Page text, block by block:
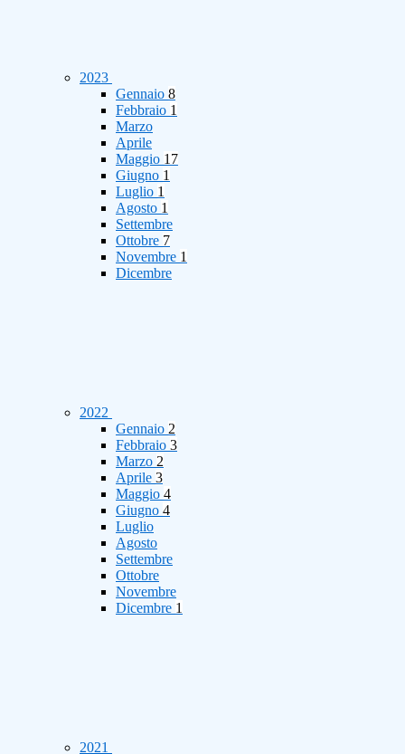
2023
Gennaio 8
Febbraio 1
Marzo
Aprile
Maggio 17
Giugno 1
Luglio 1
Agosto 1
Settembre
Ottobre 7
Novembre 1
Dicembre
2022
Gennaio 2
Febbraio 3
Marzo 2
Aprile 3
Maggio 4
Giugno 4
Luglio
Agosto
Settembre
Ottobre
Novembre
Dicembre 1
2021